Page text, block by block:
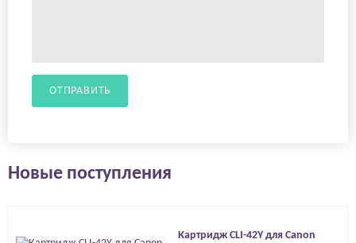
ОТПРАВИТЬ
Новые поступления
Картридж CLI-42Y для Canon